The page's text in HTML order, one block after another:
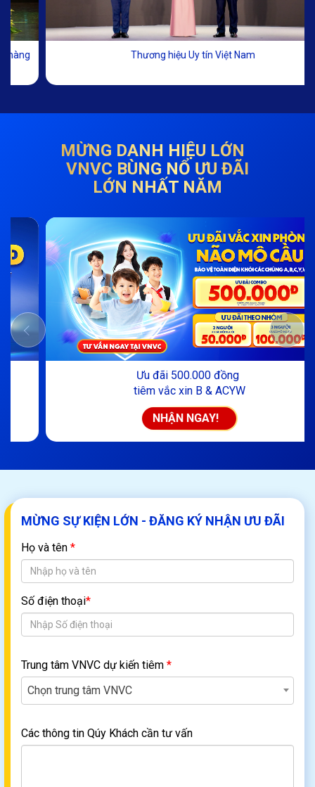
Thương hiệu Uy tín Việt Nam
MỪNG DANH HIỆU LỚN
VNVC BÙNG NỔ ƯU ĐÃI
LỚN NHẤT NĂM
‹
Ưu đãi 500.000 đồng
tiêm vắc xin B & ACYW
NHẬN NGAY!
MỪNG SỰ KIỆN LỚN - ĐĂNG KÝ NHẬN ƯU ĐÃI
Họ và tên *
Số điện thoại*
Trung tâm VNVC dự kiến tiêm *
Chọn trung tâm VNVC
Các thông tin Qúy Khách cần tư vấn